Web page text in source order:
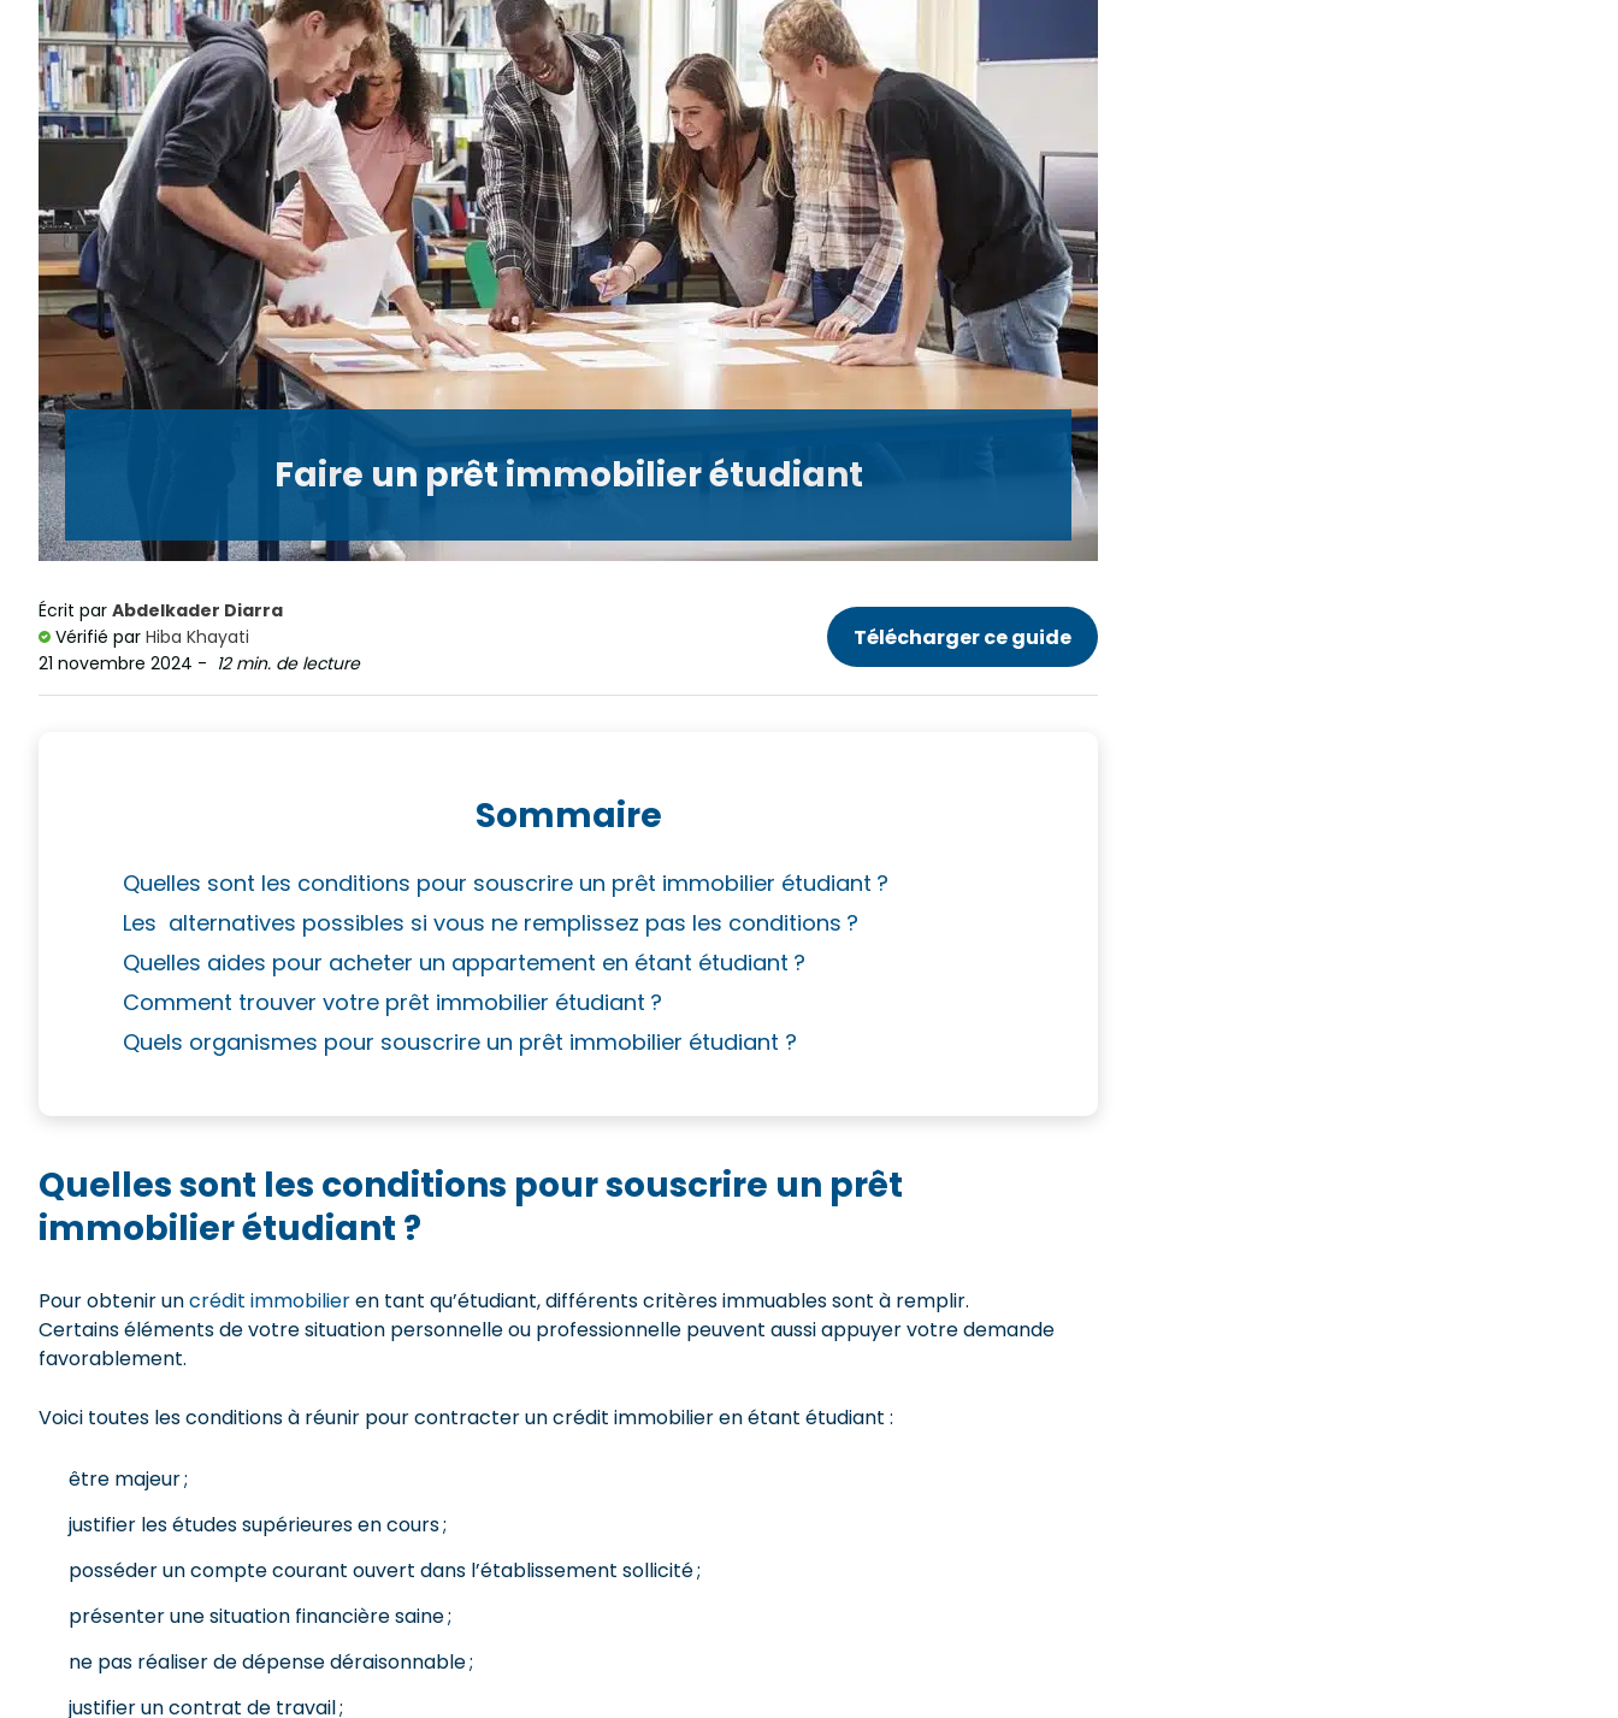
Faire un prêt immobilier étudiant
Écrit par Abdelkader Diarra
Vérifié par Hiba Khayati
21 novembre 2024 - 12 min. de lecture
Télécharger ce guide
Sommaire
Quelles sont les conditions pour souscrire un prêt immobilier étudiant ?
Les alternatives possibles si vous ne remplissez pas les conditions ?
Quelles aides pour acheter un appartement en étant étudiant ?
Comment trouver votre prêt immobilier étudiant ?
Quels organismes pour souscrire un prêt immobilier étudiant ?
Quelles sont les conditions pour souscrire un prêt
immobilier étudiant ?
Pour obtenir uncrédit immobilieren tant qu’étudiant, différents critères immuables sont à remplir.
Certains éléments de votre situation personnelle ou professionnelle peuvent aussi appuyer votre demande
favorablement.
Voici toutes les conditions à réunir pour contracter un crédit immobilier en étant étudiant :
être majeur ;
justifier les études supérieures en cours ;
posséder un compte courant ouvert dans l’établissement sollicité ;
présenter une situation financière saine ;
ne pas réaliser de dépense déraisonnable ;
justifier un contrat de travail ;